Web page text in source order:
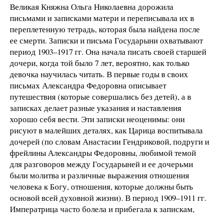
Великая Княжна Ольга Николаевна дорожила
письмами и записками матери и переписывала их в
переплетенную тетрадь, которая была найдена после
ее смерти. Записки и письма Государыни охватывают
период 1903–1917 гг. Она начала писать своей старшей
дочери, когда той было 7 лет, вероятно, как только
девочка научилась читать. В первые годы в своих
письмах Александра Федоровна описывает
путешествия (которые совершались без детей), а в
записках делает разные указания и наставления
хорошо себя вести. Эти записки неоценимы: они
рисуют в малейших деталях, как Царица воспитывала
дочерей (по словам Анастасии Гендриковой, подруги и
фрейлины Александры Федоровны, любимой темой
для разговоров между Государыней и ее дочерьми
были молитва и различные выражения отношения
человека к Богу, отношения, которые должны быть
основой всей духовной жизни). В период 1909–1911 гг.
Императрица часто болела и прибегала к запискам,